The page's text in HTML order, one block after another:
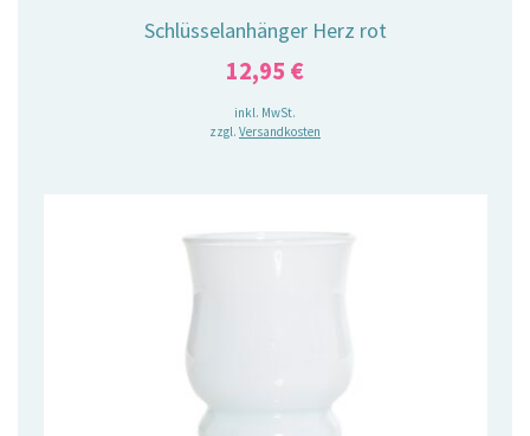
Schlüsselanhänger Herz rot
12,95 €
inkl. MwSt.
zzgl. Versandkosten